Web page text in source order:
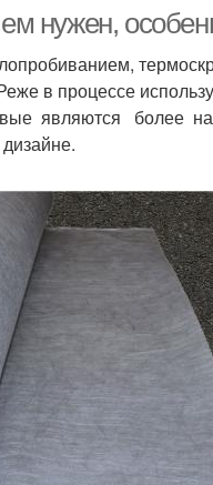
нужен,
в процессе
являются более